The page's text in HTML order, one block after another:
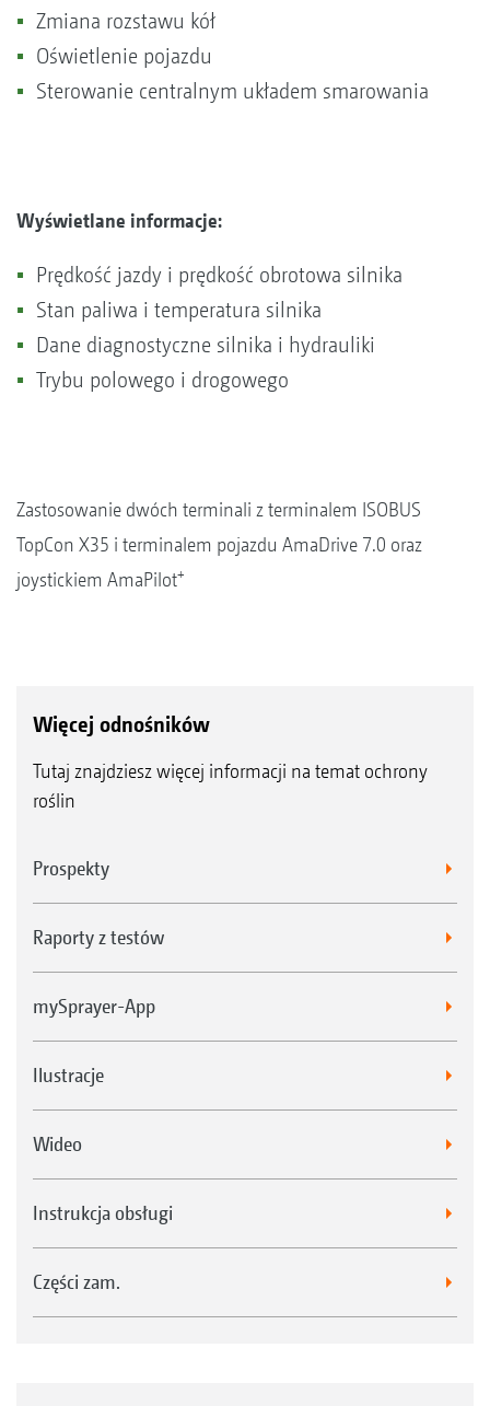
Zmiana rozstawu kół
Oświetlenie pojazdu
Sterowanie centralnym układem smarowania
Wyświetlane informacje:
Prędkość jazdy i prędkość obrotowa silnika
Stan paliwa i temperatura silnika
Dane diagnostyczne silnika i hydrauliki
Trybu polowego i drogowego
Zastosowanie dwóch terminali z terminalem ISOBUS
TopCon X35 i terminalem pojazdu AmaDrive 7.0 oraz
joystickiem AmaPilot+
Więcej odnośników
Tutaj znajdziesz więcej informacji na temat ochrony
roślin
Prospekty
Raporty z testów
mySprayer-App
Ilustracje
Wideo
Instrukcja obsługi
Części zam.